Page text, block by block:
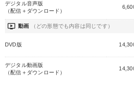
社長の姿勢を学びたい 販売力を強化
経営体系を学びたい 新事業・新商品
キーワード
デジタル音声版
（配信＋ダウンロード）
ondemand_video 動画 （どの形態でも内容は同じです）
DVD版
デジタル動画版
（配信＋ダウンロード）